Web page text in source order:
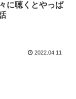
に聴くとやっぱ
2022.04.11